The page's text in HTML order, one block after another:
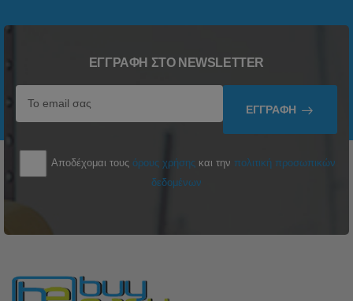
ΕΓΓΡΑΦΉ ΣΤΟ NEWSLETTER
ΕΓΓΡΑΦΉ
Αποδέχομαι τους όρους χρήσης και την πολιτική προσωπικών
δεδομένων